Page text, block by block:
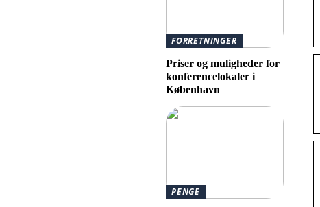
FORRETNINGER
Priser og muligheder for
konferencelokaler i
København
PENGE